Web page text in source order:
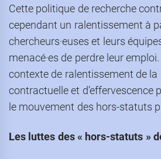
Cette politique de recherche
cependant un ralentissement à
chercheurs·euses et leurs
menacé·es de perdre leur emploi.
contexte de ralentissement de la
contractuelle et d’effervescence
le mouvement des hors-statuts
Les luttes des « hors-statuts »